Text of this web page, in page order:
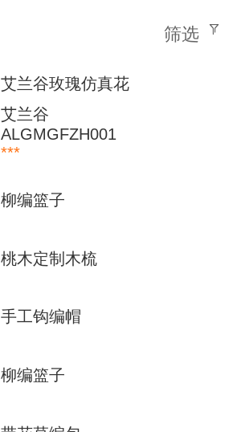
筛选
艾兰谷玫瑰仿真花
艾兰谷
ALGMGFZH001
***
柳编篮子
桃木定制木梳
手工钩编帽
柳编篮子